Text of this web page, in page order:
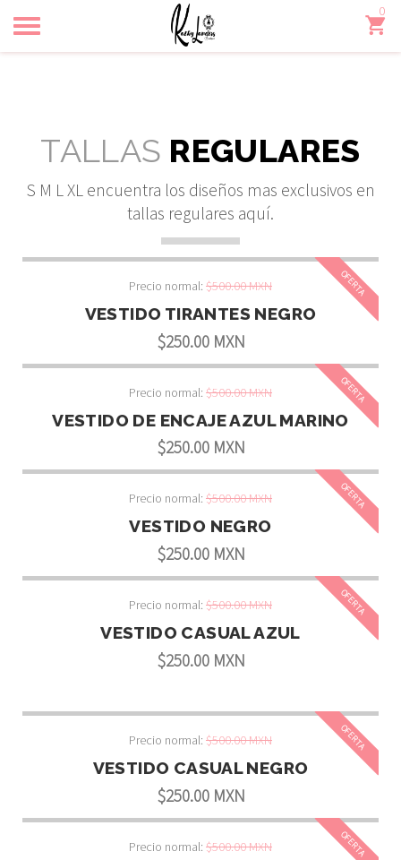
Toggle
navigation
0
TALLAS REGULARES
S M L XL encuentra los diseños mas exclusivos en
tallas regulares aquí.
OFERTA
Precio normal: $500.00 MXN
VESTIDO TIRANTES NEGRO
$250.00 MXN
OFERTA
Precio normal: $500.00 MXN
VESTIDO DE ENCAJE AZUL MARINO
$250.00 MXN
OFERTA
Precio normal: $500.00 MXN
VESTIDO NEGRO
$250.00 MXN
OFERTA
Precio normal: $500.00 MXN
VESTIDO CASUAL AZUL
$250.00 MXN
OFERTA
Precio normal: $500.00 MXN
VESTIDO CASUAL NEGRO
$250.00 MXN
OFERTA
Precio normal: $500.00 MXN